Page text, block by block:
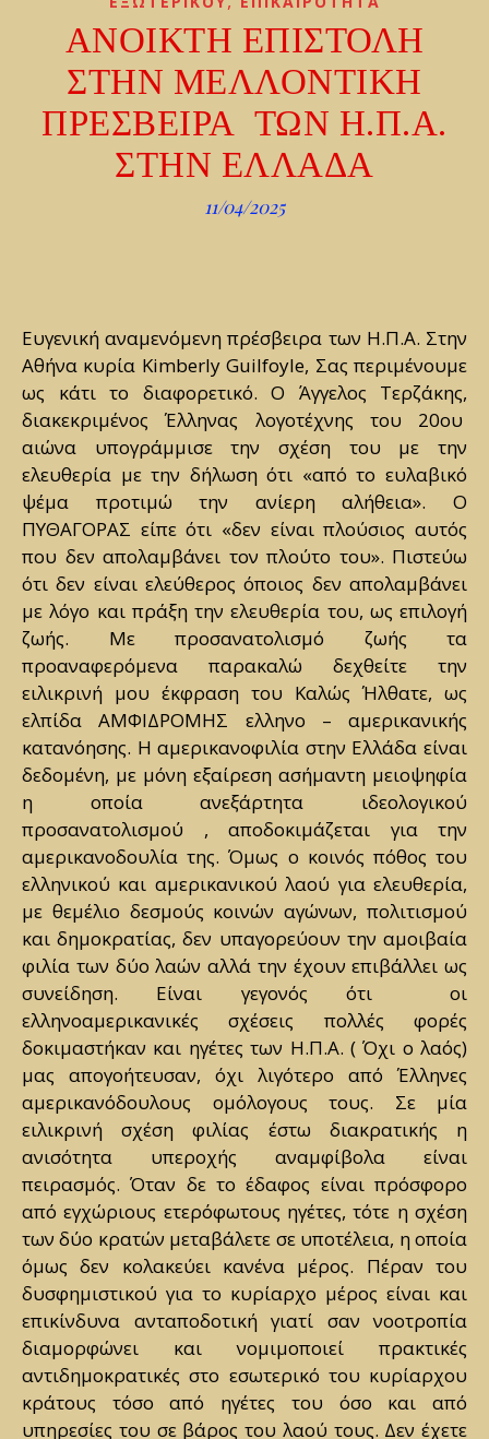
ΑΝΟΙΚΤΗ ΕΠΙΣΤΟΛΗ
ΣΤΗΝ ΜΕΛΛΟΝΤΙΚΗ
ΠΡΕΣΒΕΙΡΑ ΤΩΝ Η.Π.Α.
ΣΤΗΝ ΕΛΛΑΔΑ
11/04/2025
Ευγενική αναμενόμενη πρέσβειρα των Η.Π.Α. Στην
Αθήνα κυρία Kimberly Guilfoyle, Σας περιμένουμε
ως κάτι το διαφορετικό. Ο Άγγελος Τερζάκης,
διακεκριμένος Έλληνας λογοτέχνης του 20ου
αιώνα υπογράμμισε την σχέση του με την
ελευθερία με την δήλωση ότι «από το ευλαβικό
ψέμα προτιμώ την ανίερη αλήθεια». Ο
ΠΥΘΑΓΟΡΑΣ είπε ότι «δεν είναι πλούσιος αυτός
που δεν απολαμβάνει τον πλούτο του». Πιστεύω
ότι δεν είναι ελεύθερος όποιος δεν απολαμβάνει
με λόγο και πράξη την ελευθερία του, ως επιλογή
ζωής. Με προσανατολισμό ζωής τα
προαναφερόμενα παρακαλώ δεχθείτε την
ειλικρινή μου έκφραση του Καλώς Ήλθατε, ως
ελπίδα ΑΜΦΙΔΡΟΜΗΣ ελληνο – αμερικανικής
κατανόησης. Η αμερικανοφιλία στην Ελλάδα είναι
δεδομένη, με μόνη εξαίρεση ασήμαντη μειοψηφία
η οποία ανεξάρτητα ιδεολογικού
προσανατολισμού , αποδοκιμάζεται για την
αμερικανοδουλία της. Όμως ο κοινός πόθος του
ελληνικού και αμερικανικού λαού για ελευθερία,
με θεμέλιο δεσμούς κοινών αγώνων, πολιτισμού
και δημοκρατίας, δεν υπαγορεύουν την αμοιβαία
φιλία των δύο λαών αλλά την έχουν επιβάλλει ως
συνείδηση. Είναι γεγονός ότι οι
ελληνοαμερικανικές σχέσεις πολλές φορές
δοκιμαστήκαν και ηγέτες των Η.Π.Α. ( Όχι ο λαός)
μας απογοήτευσαν, όχι λιγότερο από Έλληνες
αμερικανόδουλους ομόλογους τους. Σε μία
ειλικρινή σχέση φιλίας έστω διακρατικής η
ανισότητα υπεροχής αναμφίβολα είναι
πειρασμός. Όταν δε το έδαφος είναι πρόσφορο
από εγχώριους ετερόφωτους ηγέτες, τότε η σχέση
των δύο κρατών μεταβάλετε σε υποτέλεια, η οποία
όμως δεν κολακεύει κανένα μέρος. Πέραν του
δυσφημιστικού για το κυρίαρχο μέρος είναι και
επικίνδυνα ανταποδοτική γιατί σαν νοοτροπία
διαμορφώνει και νομιμοποιεί πρακτικές
αντιδημοκρατικές στο εσωτερικό του κυρίαρχου
κράτους τόσο από ηγέτες του όσο και από
υπηρεσίες του σε βάρος του λαού τους. Δεν έχετε